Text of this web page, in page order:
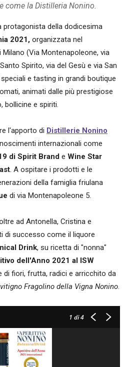
come la Distilleria Nonino.
protagonista della dodicesima
2021, organizzata nel
(Via Montenapoleone, via
Spirito, via del Gesù e via San
e tasting in grandi boutique
animati dalle più prestigiose
bollicine e spiriti.
l'apporto di Distillerie Nonino
internazionali come
di Spirit Brand e Wine Star
. A ospitare i prodotti e le
della famiglia friulana
di via Montenapoleone 5.
ad Antonella, Cristina e
di successo come il liquore
Drink, su ricetta di "nonna"
dell'Anno 2021 al ISW
di fiori, frutta, radici e arricchito da
Fragolino della Vigna Nonino.
1 di 4